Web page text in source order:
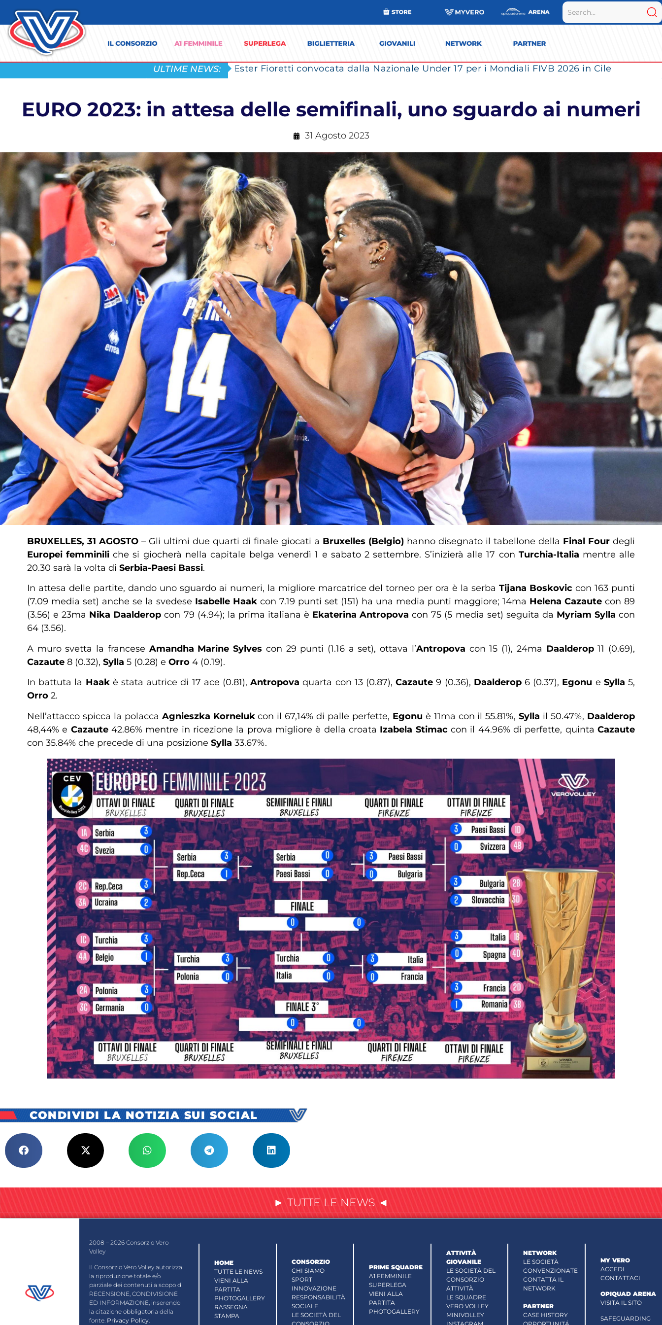
ULTIME NEWS: Ester Fioretti convocata dalla Nazionale Under 17 per i Mondiali FIVB 2026 in Cile
EURO 2023: in attesa delle semifinali, uno sguardo ai numeri
31 Agosto 2023
BRUXELLES, 31 AGOSTO – Gli ultimi due quarti di finale giocati a Bruxelles (Belgio) hanno disegnato il tabellone della Final Four degli
Europei femminili che si giocherà nella capitale belga venerdì 1 e sabato 2 settembre. S’inizierà alle 17 con Turchia-Italia mentre alle
20.30 sarà la volta di Serbia-Paesi Bassi.
In attesa delle partite, dando uno sguardo ai numeri, la migliore marcatrice del torneo per ora è la serbaTijana Boskovic con 163 punti
(7.09 media set) anche se la svedese Isabelle Haak con 7.19 punti set (151) ha una media punti maggiore; 14ma Helena Cazaute con 89
(3.56) e 23ma Nika Daalderop con 79 (4.94); la prima italiana è Ekaterina Antropova con 75 (5 media set) seguita da Myriam Sylla con
64 (3.56).
A muro svetta la francese Amandha Marine Sylves con 29 punti (1.16 a set), ottava l’Antropova con 15 (1), 24ma Daalderop11 (0.69),
Cazaute 8 (0.32), Sylla 5 (0.28) e Orro 4 (0.19).
In battuta la Haakè stata autrice di 17 ace (0.81),Antropova quarta con 13 (0.87),Cazaute 9 (0.36), Daalderop6 (0.37), Egonu e Sylla 5,
Orro 2.
Nell’attacco spicca la polacca Agnieszka Kornelukcon il 67,14% di palle perfette, Egonu è 11ma con il 55.81%,Sylla il 50.47%, Daalderop
48,44% e Cazaute42.86% mentre in ricezione la prova migliore è della croata Izabela Stimaccon il 44.96% di perfette, quintaCazaute
con 35.84% che precede di una posizione Sylla 33.67%.
CONDIVIDI LA NOTIZIA SUI SOCIAL
► TUTTE LE NEWS ◄
2008 – 2026 Consorzio Vero
Volley
Il Consorzio Vero Volley autorizza
la riproduzione totale e/o
parziale dei contenuti a scopo di
RECENSIONE, CONDIVISIONE
ED INFORMAZIONE, inserendo
la citazione obbligatoria della
fonte. Privacy Policy.
HOME
TUTTE LE NEWS
VIENI ALLA
PARTITA
PHOTOGALLERY
RASSEGNA
STAMPA
CONSORZIO
CHI SIAMO
SPORT
INNOVAZIONE
RESPONSABILITÀ
SOCIALE
LE SOCIETÀ DEL
PRIME SQUADRE
A1 FEMMINILE
SUPERLEGA
VIENI ALLA
PARTITA
PHOTOGALLERY
ATTIVITÀ
GIOVANILE
LE SOCIETÀ DEL
CONSORZIO
ATTIVITÀ
LE SQUADRE
VERO VOLLEY
MINIVOLLEY
NETWORK
LE SOCIETÀ
CONVENZIONATE
CONTATTA IL
NETWORK
PARTNER
CASE HISTORY
MY VERO
ACCEDI
CONTATTACI
OPIQUAD ARENA
VISITA IL SITO
SAFEGUARDING